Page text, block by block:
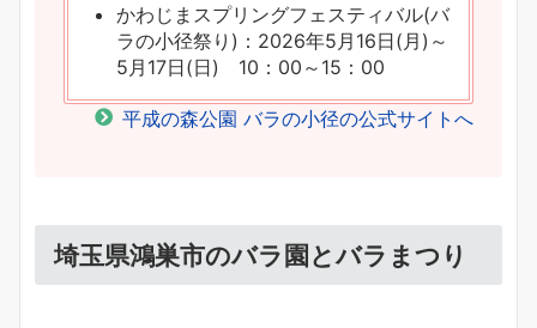
かわじまスプリングフェスティバル(バ
ラの小径祭り)：2026年5月16日(月)～
5月17日(日) 10：00～15：00
平成の森公園 バラの小径の公式サイトへ
埼玉県鴻巣市のバラ園とバラまつり